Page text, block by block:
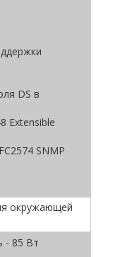
DS в
Extensible
SNMP
окружающей
- 85 Вт